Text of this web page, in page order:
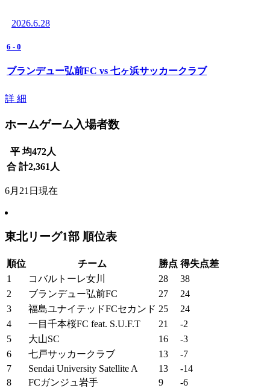
2026.6.28
6 - 0
ブランデュー弘前FC vs 七ヶ浜サッカークラブ
詳 細
ホームゲーム入場者数
平 均472人
合 計2,361 人
6月21日現在
東北リーグ1部 順位表
順位 チーム 勝点 得失点差
1
コバルトーレ女川 28
38
2
ブランデュー弘前FC 27
24
3
福島ユナイテッドFCセカンド 25
24
4
一目千本桜FC feat. S.U.F.T 21
-2
5
大山SC 16
-3
6
七戸サッカークラブ 13
-7
7
Sendai University Satellite A 13
-14
8
FCガンジュ岩手 9
-6